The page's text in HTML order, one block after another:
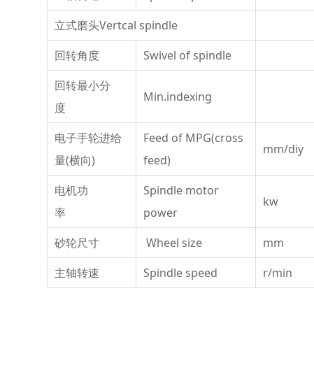
立式磨头Vertcal spindle
回转角度
Swivel of spindle
回转最小分
度
Min.indexing
电子手轮进给
量(横向)
Feed of MPG(cross
feed)
mm/diy
电机功
率
Spindle motor
power
kw
砂轮尺寸 Wheel size mm
主轴转速
Spindle speed r/min